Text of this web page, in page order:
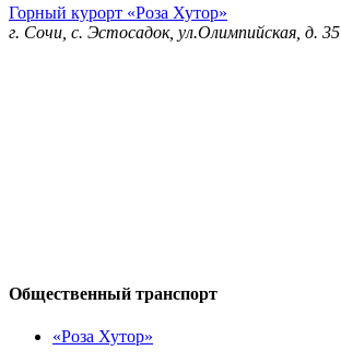
Горный курорт «Роза Хутор»
г. Сочи, с. Эстосадок, ул.Олимпийская, д. 35
Общественный транспорт
«Роза Хутор»